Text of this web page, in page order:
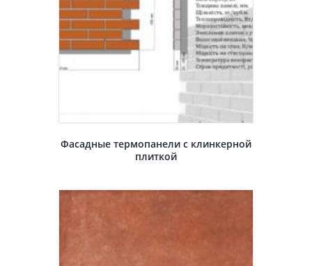
Фасадные термопанели с клинкерной
плиткой